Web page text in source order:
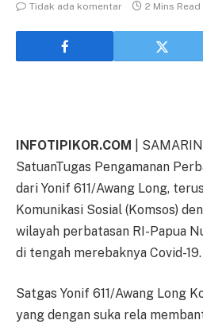
Tidak ada komentar
2 Mins Read
INFOTIPIKOR.COM
|
SatuanTugas Pengamanan
dari Yonif 611/Awang Long,
Komunikasi Sosial (Komsos)
wilayah perbatasan RI-Papua
di tengah merebaknya Covid-19.
Satgas Yonif 611/Awang Long
yang dengan suka rela